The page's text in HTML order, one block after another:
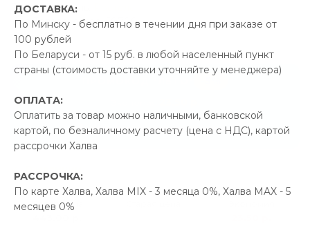
ДОСТАВКА:
По Минску - бесплатно в течении дня при заказе от
100 рублей
По Беларуси - от 15 руб. в любой населенный пункт
страны (стоимость доставки уточняйте у менеджера)
ОПЛАТА:
Оплатить за товар можно наличными, банковской
картой, по безналичному расчету (цена с НДС), картой
рассрочки Халва
РАССРОЧКА:
По карте Халва, Халва MIX - 3 месяца 0%, Халва MAX - 5
месяцев 0%
Производитель:
Код Товара: qprod_50700
Позвонить и назвать промокод
Новая цена